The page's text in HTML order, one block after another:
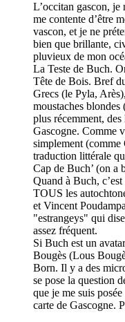
L’occitan gascon, je
me contente d’être
vascon, et je ne
bien que brillante,
pluvieux de mon
La Teste de Buch.
Tête de Bois. Bref
Grecs (le Pyla,
moustaches blondes
plus récemment,
Gascogne. Comme
simplement (comme
traduction littérale
Cap de Buch’ (on a
Quand à Buch,
TOUS les
et Vincent
"estrangeys" qui
assez fréquent.
Si Buch est un
Bougès (Lous
Born. Il y a des
se pose la question
que je me suis
carte de Gascogne.